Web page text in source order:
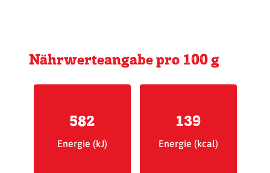
Nährwerteangabe pro 100 g
582
Energie (kJ)
139
Energie (kcal)